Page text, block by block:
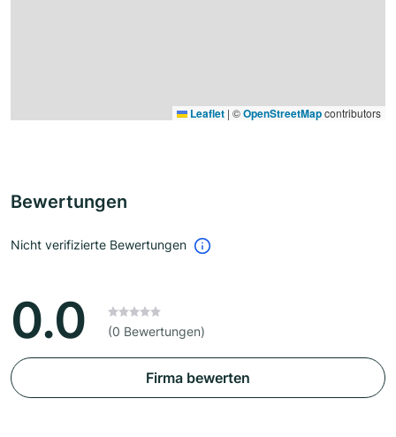
Leaflet | ©OpenStreetMapcontributors
Bewertungen
Nicht verifizierte Bewertungen
0.0 (0 Bewertungen)
Firma bewerten